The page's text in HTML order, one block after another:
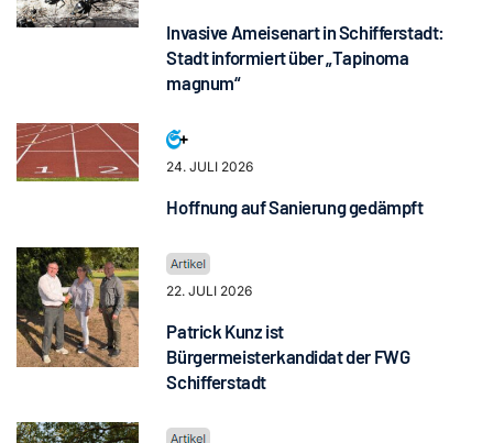
Invasive Ameisenart in Schifferstadt:
Stadt informiert über „Tapinoma
magnum“
24. JULI 2026
Hoffnung auf Sanierung gedämpft
22. JULI 2026
Patrick Kunz ist
Bürgermeisterkandidat der FWG
Schifferstadt